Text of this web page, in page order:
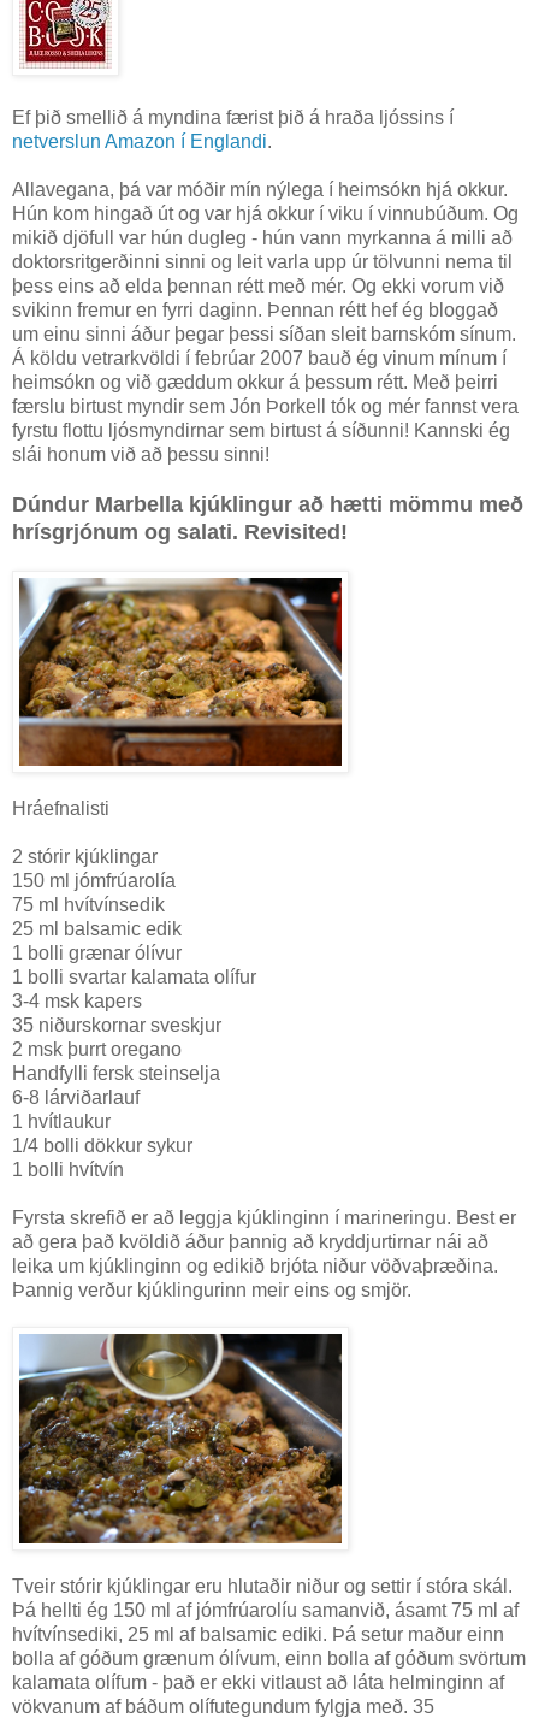
Ef þið smellið á myndina færist þið á hraða ljóssins í
netverslun Amazon í Englandi.
Allavegana, þá var móðir mín nýlega í heimsókn hjá okkur.
Hún kom hingað út og var hjá okkur í viku í vinnubúðum. Og
mikið djöfull var hún dugleg - hún vann myrkanna á milli að
doktorsritgerðinni sinni og leit varla upp úr tölvunni nema til
þess eins að elda þennan rétt með mér. Og ekki vorum við
svikinn fremur en fyrri daginn. Þennan rétt hef ég bloggað
um einu sinni áður þegar þessi síðan sleit barnskóm sínum.
Á köldu vetrarkvöldi í febrúar 2007 bauð ég vinum mínum í
heimsókn og við gæddum okkur á þessum rétt. Með þeirri
færslu birtust myndir sem Jón Þorkell tók og mér fannst vera
fyrstu flottu ljósmyndirnar sem birtust á síðunni! Kannski ég
slái honum við að þessu sinni!
Dúndur Marbella kjúklingur að hætti mömmu með
hrísgrjónum og salati. Revisited!
Hráefnalisti
2 stórir kjúklingar
150 ml jómfrúarolía
75 ml hvítvínsedik
25 ml balsamic edik
1 bolli grænar ólívur
1 bolli svartar kalamata olífur
3-4 msk kapers
35 niðurskornar sveskjur
2 msk þurrt oregano
Handfylli fersk steinselja
6-8 lárviðarlauf
1 hvítlaukur
1/4 bolli dökkur sykur
1 bolli hvítvín
Fyrsta skrefið er að leggja kjúklinginn í marineringu. Best er
að gera það kvöldið áður þannig að kryddjurtirnar nái að
leika um kjúklinginn og edikið brjóta niður vöðvaþræðina.
Þannig verður kjúklingurinn meir eins og smjör.
Tveir stórir kjúklingar eru hlutaðir niður og settir í stóra skál.
Þá hellti ég 150 ml af jómfrúarolíu samanvið, ásamt 75 ml af
hvítvínsediki, 25 ml af balsamic ediki. Þá setur maður einn
bolla af góðum grænum ólívum, einn bolla af góðum svörtum
kalamata olífum - það er ekki vitlaust að láta helminginn af
vökvanum af báðum olífutegundum fylgja með. 35